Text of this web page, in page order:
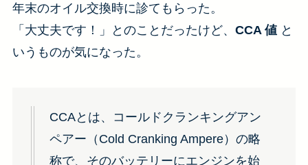
年末のオイル交換時に診てもらった。
「大丈夫です！」とのことだったけど、 CCA 値と
いうものが気になった。
CCAとは、コールドクランキングアン
ペアー（Cold Cranking Ampere）の略
称で、そのバッテリーにエンジンを始